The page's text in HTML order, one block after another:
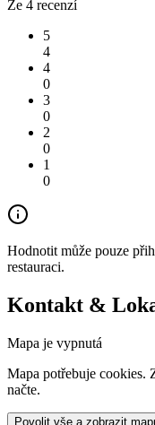
Ze 4 recenzí
5
4
4
0
3
0
2
0
1
0
Hodnotit může pouze
restauraci.
Kontakt &
Mapa je vypnutá
Mapa potřebuje cookies.
načte.
Povolit vše a zobrazit